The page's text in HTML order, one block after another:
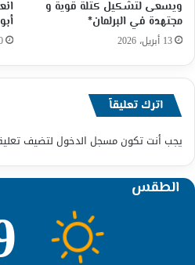
ويسعى لتشكيل كتلة قوية و
مجتهدة في البرلمان*
13 أبريل، 2026
30
اترك تعليقاً
يجب أنت تكونمسجل الدخوللتضيف
الطقس